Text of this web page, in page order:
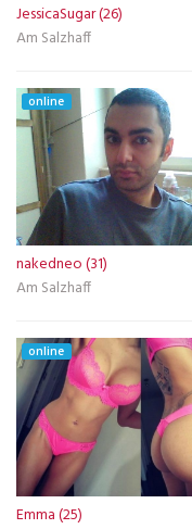
JessicaSugar (26)
Am Salzhaff
online
nakedneo (31)
Am Salzhaff
online
Emma (25)